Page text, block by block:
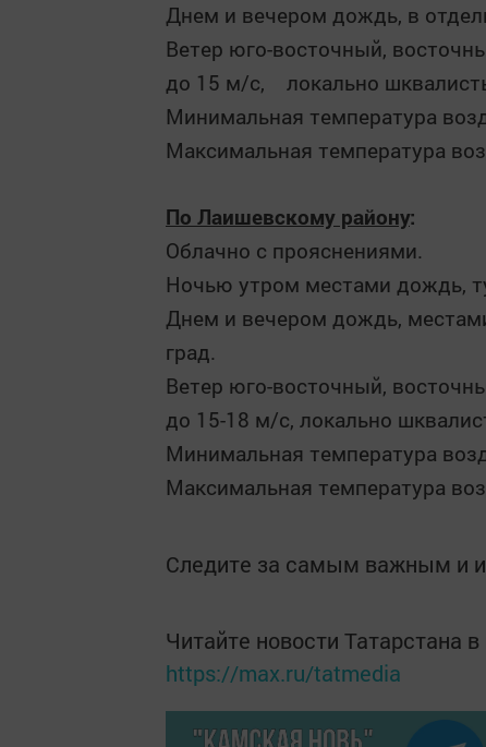
Днем и вечером дождь, в
Ветер юго-восточный,
до 15 м/с, локально
Минимальная температура
Максимальная температура
По Лаишевскому району:
Облачно с прояснениями.
Ночью утром местами дождь,
Днем и вечером дождь,
град.
Ветер юго-восточный,
до 15-18 м/с, локально
Минимальная температура
Максимальная температура
Следите за самым важным и
Читайте новости Татарстана
https://max.ru/tatmedia